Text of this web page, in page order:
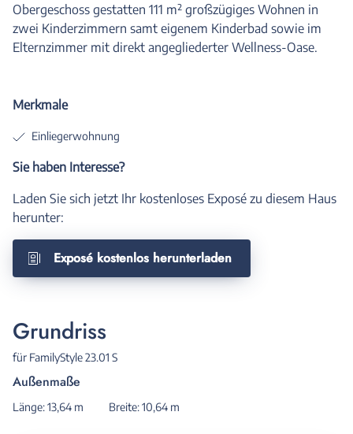
Obergeschoss gestatten 111 m² großzügiges Wohnen in
zwei Kinderzimmern samt eigenem Kinderbad sowie im
Elternzimmer mit direkt angegliederter Wellness-Oase.
Merkmale
Einliegerwohnung
Sie haben Interesse?
Laden Sie sich jetzt Ihr kostenloses Exposé zu diesem Haus
herunter:
Exposé kostenlos herunterladen
Grundriss
für FamilyStyle 23.01 S
Außenmaße
Länge: 13,64 m Breite: 10,64 m